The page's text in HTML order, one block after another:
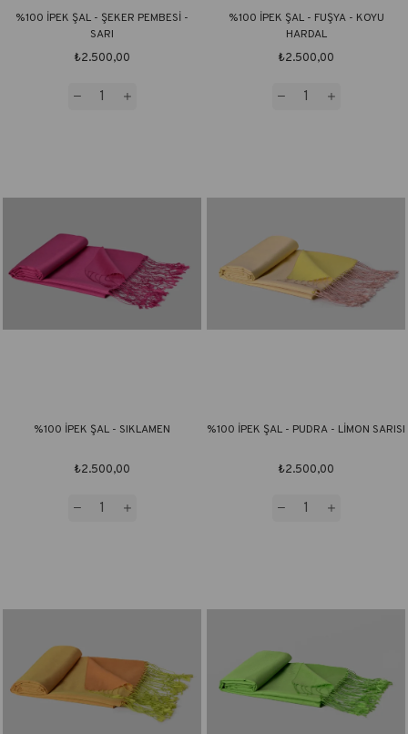
%100 İPEK ŞAL - ŞEKER PEMBESİ -
SARI
₺2.500,00
%100 İPEK ŞAL - FUŞYA - KOYU
HARDAL
₺2.500,00
%100 İPEK ŞAL - SIKLAMEN
₺2.500,00
%100 İPEK ŞAL - PUDRA - LİMON SARISI
₺2.500,00